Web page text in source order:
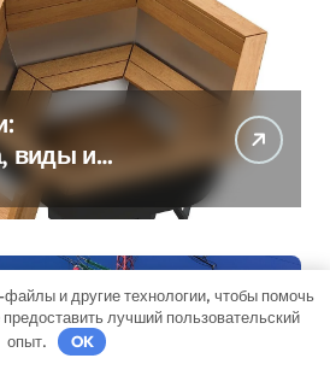
виды и
файлы и другие технологии, чтобы помочь
лучший пользовательский
опыт.
OK